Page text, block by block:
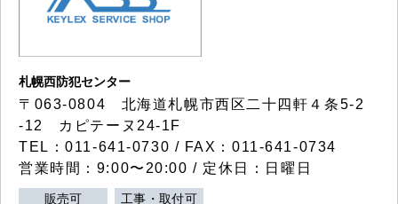
札幌西防犯センター
〒063-0804 北海道札幌市西区二十四軒４条5-2
-12 カピテーヌ24-1F
TEL：011-641-0730 / FAX：011-641-0734
営業時間：9:00〜20:00 / 定休日：日曜日
販売可 工事・取付可